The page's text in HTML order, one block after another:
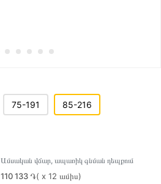
75-191 85-216
Ամսական վճար, ապառիկ գնման դեպքում
110 133 ֏( x 12 ամիս)